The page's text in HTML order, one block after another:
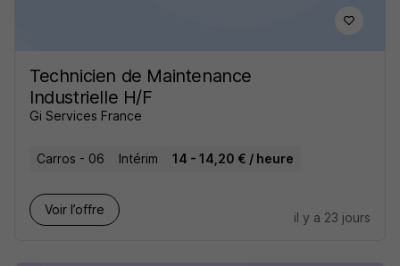
Technicien de Maintenance
Industrielle H/F
Gi Services France
Carros - 06 Intérim 14 - 14,20 € / heure
Voir l’offre
il y a 23 jours